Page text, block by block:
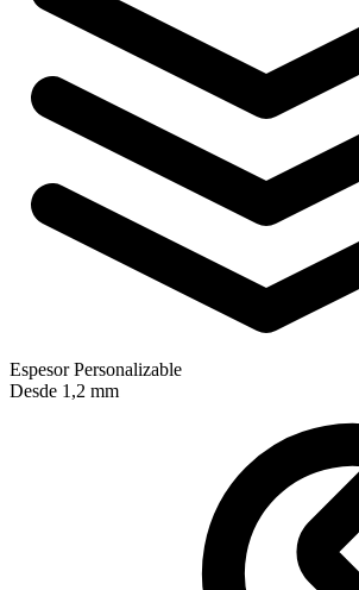
Espesor Personalizable
Desde 1,2 mm